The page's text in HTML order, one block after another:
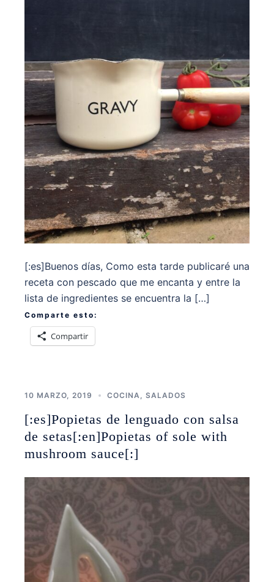
[:es]Buenos días, Como esta tarde publicaré una
receta con pescado que me encanta y entre la
lista de ingredientes se encuentra la […]
Comparte esto:
Compartir
10 MARZO, 2019 COCINA SALADOS
[:es]Popietas de lenguado con salsa
de setas[:en]Popietas of sole with
mushroom sauce[:]